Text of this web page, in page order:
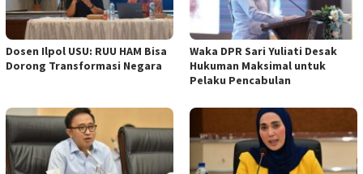
Dosen Ilpol USU: RUU HAM Bisa
Dorong Transformasi Negara
Waka DPR Sari Yuliati Desak
Hukuman Maksimal untuk
Pelaku Pencabulan